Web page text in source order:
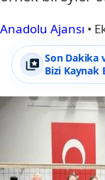
Anadolu Ajansı •
Son Dakika
Bizi Kaynak